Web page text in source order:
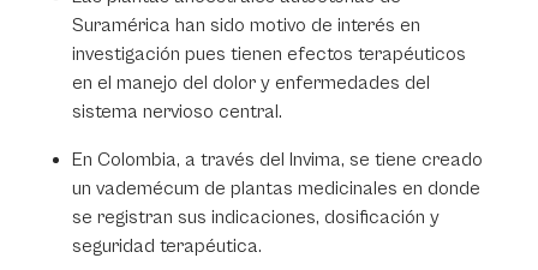
Suramérica han sido motivo de interés en
investigación pues tienen efectos terapéuticos
en el manejo del dolor y enfermedades del
sistema nervioso central.
En Colombia, a través del Invima, se tiene creado
un vademécum de plantas medicinales en donde
se registran sus indicaciones, dosificación y
seguridad terapéutica.